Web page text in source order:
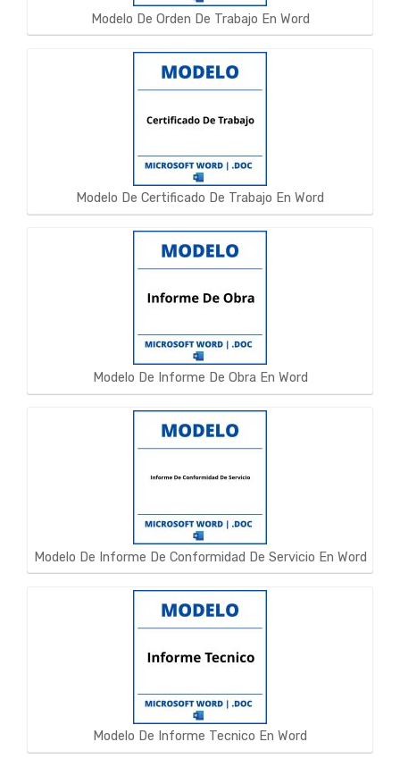
Modelo De Orden De Trabajo En Word
Modelo De Certificado De Trabajo En Word
Modelo De Informe De Obra En Word
Modelo De Informe De Conformidad De Servicio En Word
Modelo De Informe Tecnico En Word